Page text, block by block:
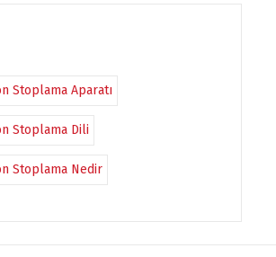
Stoplama Aparatı
Stoplama Dili
Stoplama Nedir